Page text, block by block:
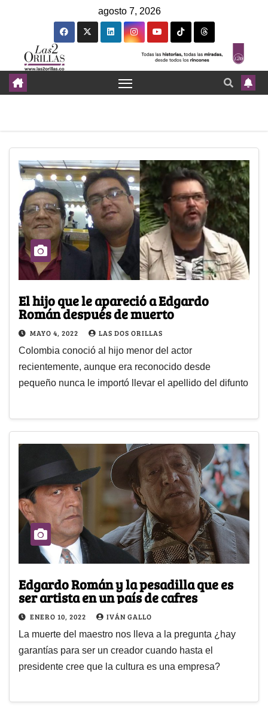
agosto 7, 2026
El hijo que le apareció a Edgardo
Román después de muerto
MAYO 4, 2022 LAS DOS ORILLAS
Colombia conoció al hijo menor del actor
recientemente, aunque era reconocido desde
pequeño nunca le importó llevar el apellido del difunto
Edgardo Román y la pesadilla que es
ser artista en un país de cafres
ENERO 10, 2022 IVÁN GALLO
La muerte del maestro nos lleva a la pregunta ¿hay
garantías para ser un creador cuando hasta el
presidente cree que la cultura es una empresa?